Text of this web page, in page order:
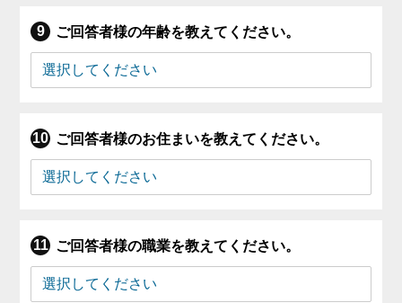
ご回答者様の年齢を教えてください。
ご回答者様のお住まいを教えてください。
ご回答者様の職業を教えてください。